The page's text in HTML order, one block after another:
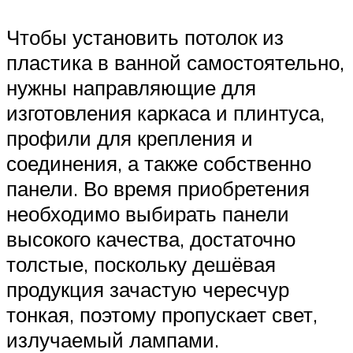
Чтобы установить потолок из
пластика в ванной самостоятельно,
нужны направляющие для
изготовления каркаса и плинтуса,
профили для крепления и
соединения, а также собственно
панели. Во время приобретения
необходимо выбирать панели
высокого качества, достаточно
толстые, поскольку дешёвая
продукция зачастую чересчур
тонкая, поэтому пропускает свет,
излучаемый лампами.